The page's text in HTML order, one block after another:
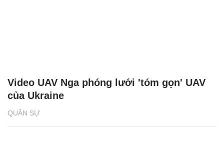
QUÂN SỰ
Video UAV Nga phóng lưới 'tóm gọn' UAV
của Ukraine